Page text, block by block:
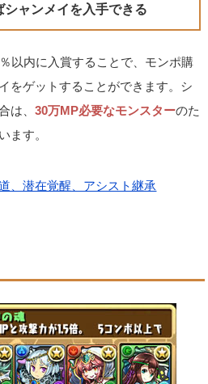
シャンメイを入手できる
以内に入賞することで、モンポ購
をゲットすることができます。シ
は、30万MP必要なモンスターのた
ます。
、潜在覚醒、アシスト継承